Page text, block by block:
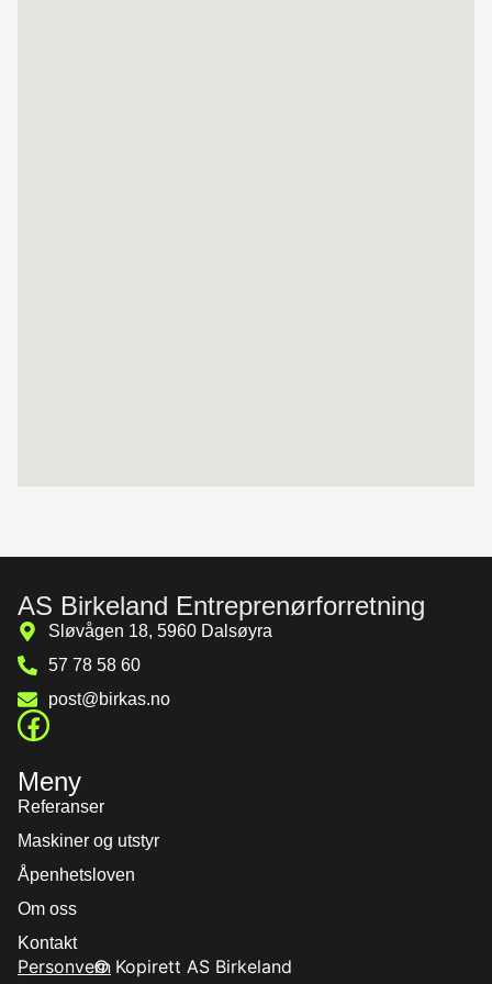
AS Birkeland Entreprenørforretning
Sløvågen 18, 5960 Dalsøyra
57 78 58 60
post@birkas.no
Meny
Referanser
Maskiner og utstyr
Åpenhetsloven
Om oss
Kontakt
Personvern© Kopirett AS Birkeland